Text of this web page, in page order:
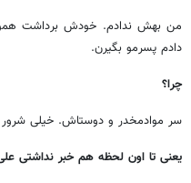
من بهش ندادم. خودش برداشت
دادم پسرمو بگیرن.
چرا؟
سر موادمخدر و دوستاش. خیلی
یعنی تا اون لحظه هم خبر نداشتی